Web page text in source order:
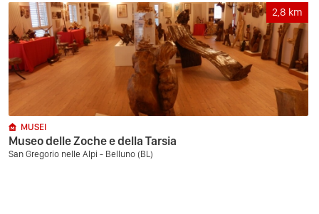
2,8 km
MUSEI
Museo delle Zoche e della Tarsia
San Gregorio nelle Alpi - Belluno (BL)